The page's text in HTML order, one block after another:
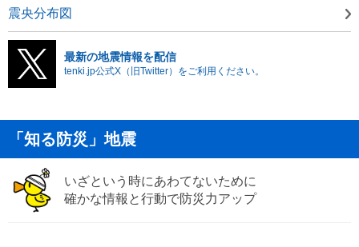
震央分布図
最新の地震情報を配信
tenki.jp公式X（旧Twitter）をご利用ください。
「知る防災」地震
いざという時にあわてないために
確かな情報と行動で防災力アップ